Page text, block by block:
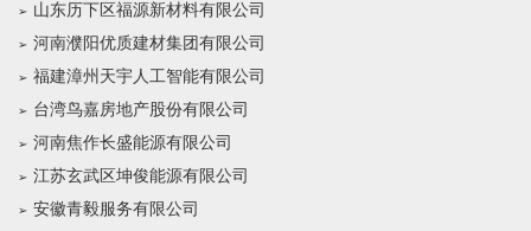
山东历下区福源新材料有限公司
河南濮阳优质建材集团有限公司
福建漳州天宇人工智能有限公司
台湾鸟嘉房地产股份有限公司
河南焦作长盛能源有限公司
江苏玄武区坤俊能源有限公司
安徽青毅服务有限公司